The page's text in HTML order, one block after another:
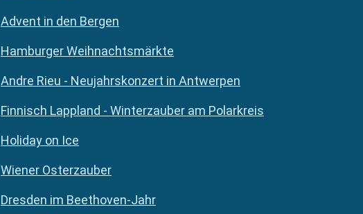
Advent in den Bergen
Hamburger Weihnachtsmärkte
Andre Rieu - Neujahrskonzert in Antwerpen
Finnisch Lappland - Winterzauber am Polarkreis
Holiday on Ice
Wiener Osterzauber
Dresden im Beethoven-Jahr